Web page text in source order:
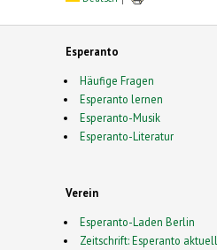
Esperanto
Häufige Fragen
Esperanto lernen
Esperanto-Musik
Esperanto-Literatur
Verein
Esperanto-Laden Berlin
Zeitschrift: Esperanto aktuell